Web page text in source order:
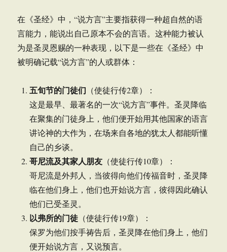
在《圣经》中，“说方言”主要指获得一种超自然的语
言能力，能说出自己原本不会的言语。这种能力被认
为是圣灵恩赐的一种表现，以下是一些在《圣经》中
被明确记载“说方言”的人或群体：
五旬节的门徒们 （使徒行传2章）：
这是最早、最著名的一次“说方言”事件。圣灵降临
在聚集的门徒身上，他们便开始用其他国家的语言
讲论神的大作为，在场来自各地的犹太人都能听懂
自己的乡谈。
哥尼流及其家人朋友 （使徒行传10章）：
哥尼流是外邦人，当彼得向他们传福音时，圣灵降
临在他们身上，他们也开始说方言，彼得因此确认
他们已受圣灵。
以弗所的门徒 （使徒行传19章）：
保罗为他们按手祷告后，圣灵降在他们身上，他们
便开始说方言，又说预言。